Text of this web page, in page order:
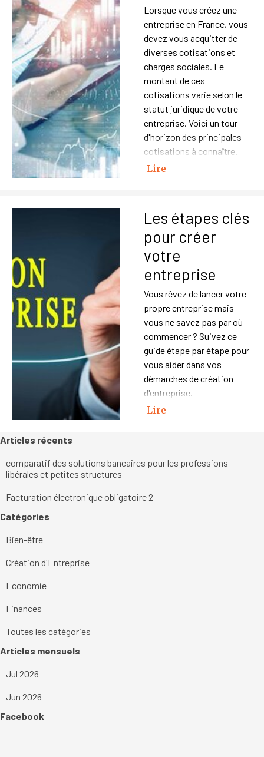
Lorsque vous créez une
entreprise en France, vous
devez vous acquitter de
diverses cotisations et
charges sociales. Le
montant de ces
cotisations varie selon le
statut juridique de votre
entreprise. Voici un tour
d'horizon des principales
cotisations à connaître.
Lire
Les étapes clés
pour créer
votre
entreprise
Vous rêvez de lancer votre
propre entreprise mais
vous ne savez pas par où
commencer ? Suivez ce
guide étape par étape pour
vous aider dans vos
démarches de création
d'entreprise.
Lire
Sauter le bloc Articles récents
Articles récents
comparatif des solutions bancaires pour les professions
libérales et petites structures
Facturation électronique obligatoire 2
Sauter le bloc Catégories
Catégories
Bien-être
Création d'Entreprise
Economie
Finances
Toutes les catégories
Sauter le bloc Articles mensuels
Articles mensuels
Jul 2026
Jun 2026
Sauter le bloc Facebook
Facebook